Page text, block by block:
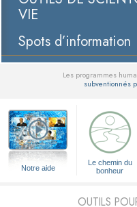
VIE
Spots d’information
Les programmes
subventionnés
Notre aide
Le chemin du
bonheur
OUTILS